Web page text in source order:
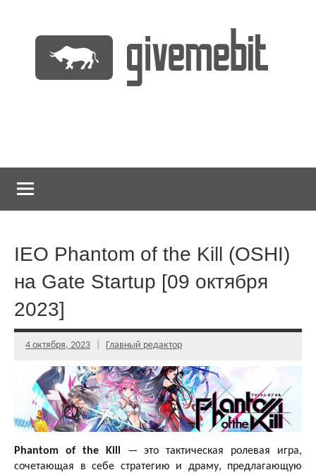
содержимому
IEO Phantom of the Kill (OSHI)
на Gate Startup [09 октября
2023]
4 октября, 2023 Главный редактор
Phantom of the Kill
— это тактическая ролевая игра,
сочетающая в себе стратегию и драму, предлагающую